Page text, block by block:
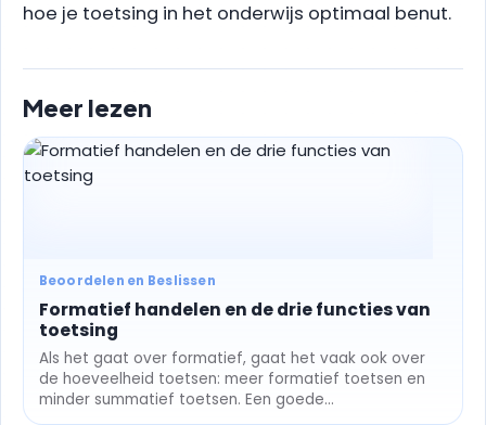
hoe je toetsing in het onderwijs optimaal benut.
Meer lezen
Beoordelen en Beslissen
Formatief handelen en de drie functies van
toetsing
Als het gaat over formatief, gaat het vaak ook over
de hoeveelheid toetsen: meer formatief toetsen en
minder summatief toetsen. Een goede...